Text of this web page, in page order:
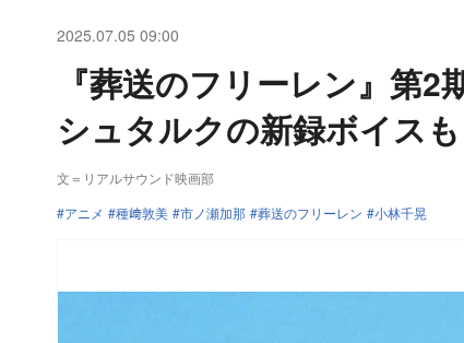
2025.07.05 09:00
『葬送のフリーレン』第
シュタルクの新録ボイスも
文＝リアルサウンド映画部
アニメ
種﨑敦美 市ノ瀬加那 葬送のフリーレン 小林千晃